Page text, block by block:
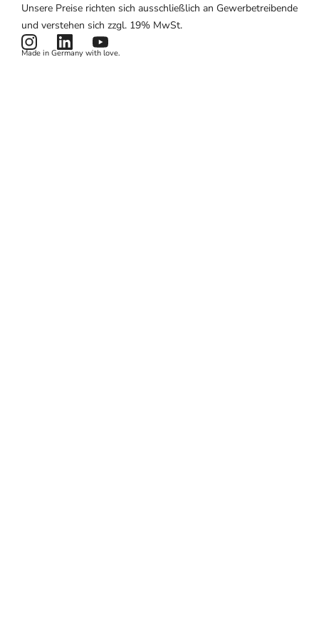
Hardware
Preise
Zahlungen
Kartenlesegerät
Potenzialrechner
Impressum
AGB
Unsere Preise richten sich ausschließlich an Gewerbetreibende
und verstehen sich zzgl. 19% MwSt.
Made in Germany with love.